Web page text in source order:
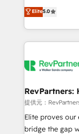
ール・成果指標まで含め
PMO伴走支援 複
定着までPMOと
任」を引き受け
した情報設計・
Marketo・
行と活用設計ま
検索からの流入
化。 🏆 なぜ100incを選ぶのか？ ✓ HubSpot Eliteパートナー
activate
operationalize
through expert-
built apps,
journey for clean
paid media. 👩‍💻Web Design: Build high-performing
websites with
drive results. 🤖AI Strategy: Activate Breeze Agents,
configure
Elite5.0
RevPartners:
提供元：
Elite proves our
bridge the gap